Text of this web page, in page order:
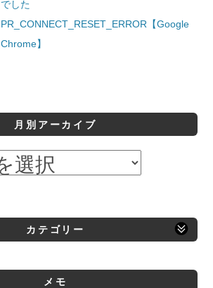
でした
PR_CONNECT_RESET_ERROR【Google
Chrome】
月別アーカイブ
カテゴリー
メモ